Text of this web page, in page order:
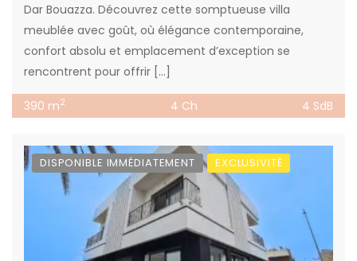
Dar Bouazza. Découvrez cette somptueuse villa
meublée avec goût, où élégance contemporaine,
confort absolu et emplacement d’exception se
rencontrent pour offrir […]
390 m2 4 Ch 4 SdB
DISPONIBLE IMMÉDIATEMENT EXCLUSIVITÉ